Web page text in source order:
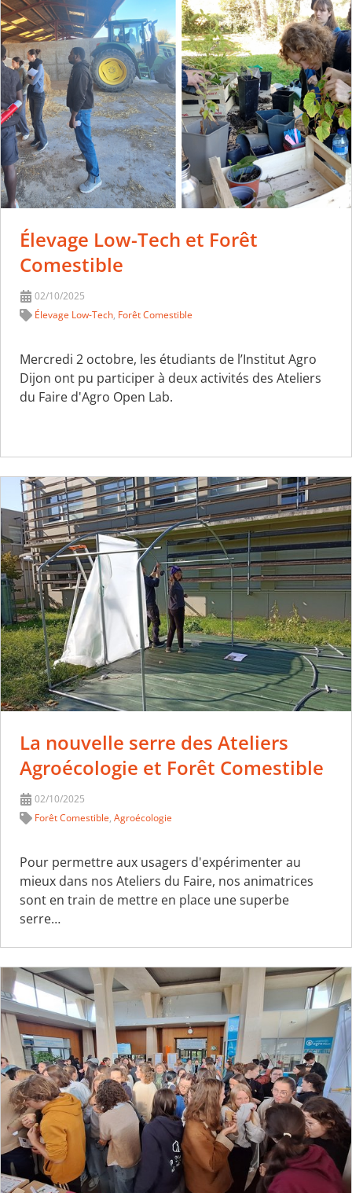
Élevage Low-Tech et Forêt
Comestible
02/10/2025
Élevage Low-Tech, Forêt Comestible
Mercredi 2 octobre, les étudiants de l’Institut Agro
Dijon ont pu participer à deux activités des Ateliers
du Faire d'Agro Open Lab.
La nouvelle serre des Ateliers
Agroécologie et Forêt Comestible
02/10/2025
Forêt Comestible,Agroécologie
Pour permettre aux usagers d'expérimenter au
mieux dans nos Ateliers du Faire, nos animatrices
sont en train de mettre en place une superbe
serre…